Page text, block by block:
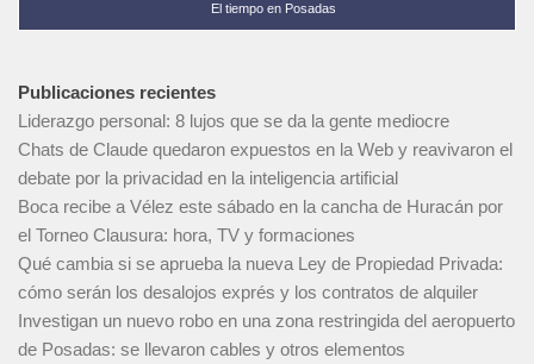
El tiempo en Posadas
Publicaciones recientes
Liderazgo personal: 8 lujos que se da la gente mediocre
Chats de Claude quedaron expuestos en la Web y reavivaron el
debate por la privacidad en la inteligencia artificial
Boca recibe a Vélez este sábado en la cancha de Huracán por
el Torneo Clausura: hora, TV y formaciones
Qué cambia si se aprueba la nueva Ley de Propiedad Privada:
cómo serán los desalojos exprés y los contratos de alquiler
Investigan un nuevo robo en una zona restringida del aeropuerto
de Posadas: se llevaron cables y otros elementos